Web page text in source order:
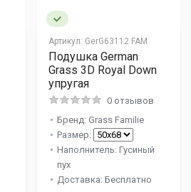
Артикул: GerG63112 FAM
Подушка German
Grass 3D Royal Down
упругая
0 отзывов
Бренд: Grass Familie
Размер:
Наполнитель: Гусиный
пух
Доставка: Бесплатно